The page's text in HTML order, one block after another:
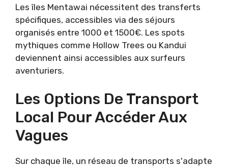
Les îles Mentawai nécessitent des transferts
spécifiques, accessibles via des séjours
organisés entre 1000 et 1500€. Les spots
mythiques comme Hollow Trees ou Kandui
deviennent ainsi accessibles aux surfeurs
aventuriers.
Les Options De Transport
Local Pour Accéder Aux
Vagues
Sur chaque île, un réseau de transports s'adapte